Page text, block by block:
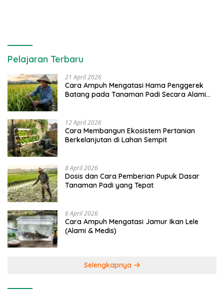
Pelajaran Terbaru
21 April 2026
Cara Ampuh Mengatasi Hama Penggerek
Batang pada Tanaman Padi Secara Alami
12 April 2026
Cara Membangun Ekosistem Pertanian
Berkelanjutan di Lahan Sempit
8 April 2026
Dosis dan Cara Pemberian Pupuk Dasar
Tanaman Padi yang Tepat
6 April 2026
Cara Ampuh Mengatasi Jamur Ikan Lele
(Alami & Medis)
Selengkapnya